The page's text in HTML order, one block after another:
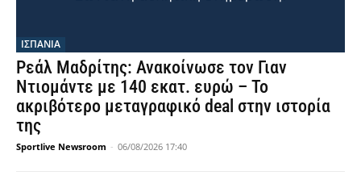
ΙΣΠΑΝΙΑ
Ρεάλ Μαδρίτης: Ανακοίνωσε τον Γιαν
Ντιομάντε με 140 εκατ. ευρώ – Το
ακριβότερο μεταγραφικό deal στην ιστορία
της
Sportlive Newsroom - 06/08/2026 17:40